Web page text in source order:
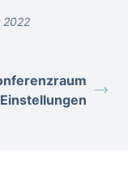
2022
Einstellungen